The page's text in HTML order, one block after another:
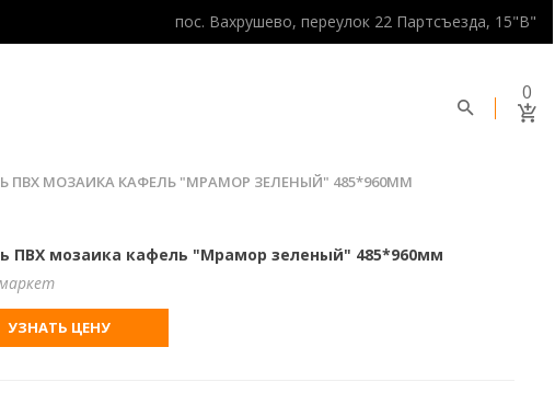
пос. Вахрушево, переулок 22 Партсъезда, 15"В"
0
ПВХ МОЗАИКА КАФЕЛЬ "МРАМОР ЗЕЛЕНЫЙ" 485*960ММ
ПВХ мозаика кафель "Мрамор зеленый" 485*960мм
УЗНАТЬ ЦЕНУ